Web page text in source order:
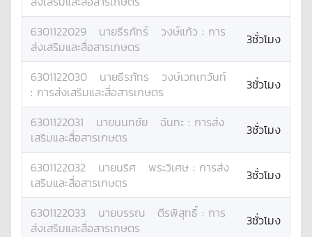
6301122029 นายธีรภัทร์ วงษ์แก้ว : การ
ส่งเสริมและสื่อสารเกษตร
3ชั่วโมง
6301122030 นายธีรภัทร
วงษ์เวทเทวันท์
: การส่งเสริมและสื่อสารเกษตร 3ชั่วโมง
6301122031 นายนนทชัย ฉันทะ : การส่ง
เสริมและสื่อสารเกษตร
3ชั่วโมง
6301122032 นายนริศ พระวิเศษ : การส่ง
เสริมและสื่อสารเกษตร
3ชั่วโมง
6301122033 นายบรรณ ตีรพิสุทธิ์ : การ
ส่งเสริมและสื่อสารเกษตร
3ชั่วโมง